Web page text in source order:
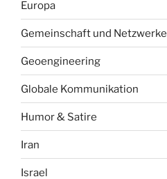
Europa
Gemeinschaft und Netzwerke
Geoengineering
Globale Kommunikation
Humor & Satire
Iran
Israel